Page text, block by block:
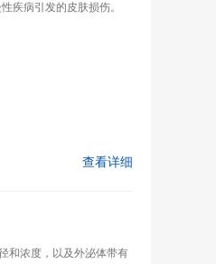
疾病引发的皮肤损伤。
查看详细
和浓度，以及外泌体带有